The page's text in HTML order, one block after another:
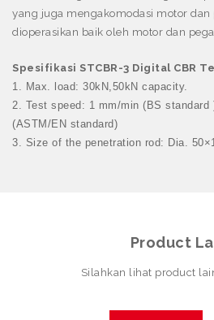
yang juga mengakomodasi motor
dioperasikan baik oleh motor dan
Spesifikasi STCBR-3 Digital CBR
1. Max. load: 30kN,50kN capacity.
2. Test speed: 1 mm/min (BS standard
(ASTM/EN standard)
3. Size of the penetration rod: Dia.
Product
Silahkan lihat product